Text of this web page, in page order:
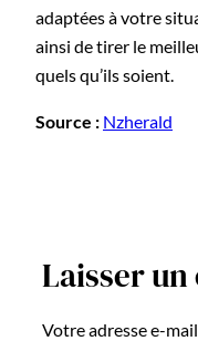
adaptées à votre
ainsi de tirer le
quels qu’ils soient.
Source : Nzherald
Laisser
Votre adresse e-